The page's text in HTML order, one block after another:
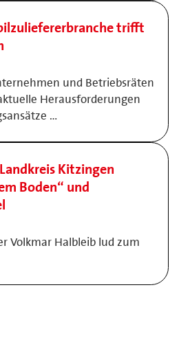
trifft
und Betriebsräten
Herausforderungen
…
Kitzingen
Boden“ und
Volkmar Halbleib lud zum